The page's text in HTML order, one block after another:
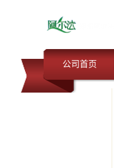
公司首页